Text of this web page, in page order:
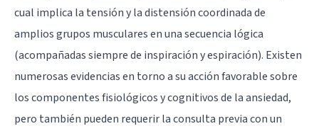
cual implica la tensión y la distensión coordinada de
amplios grupos musculares en una secuencia lógica
(acompañadas siempre de inspiración y espiración). Existen
numerosas evidencias en torno a su acción favorable sobre
los componentes fisiológicos y cognitivos de la ansiedad,
pero también pueden requerir la consulta previa con un